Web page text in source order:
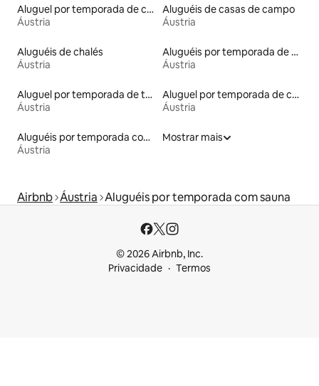
Aluguel por temporada de casas na árvore
Áustria
Aluguéis de casas de campo
Áustria
Aluguéis de chalés
Áustria
Aluguéis por temporada de celeiros
Áustria
Aluguel por temporada de townhouses
Áustria
Aluguel por temporada de cabanas de pastor
Áustria
Aluguéis por temporada com acesso à praia
Áustria
Mostrar mais
Airbnb Áustria Aluguéis por temporada com sauna
© 2026 Airbnb, Inc.
Privacidade
Termos